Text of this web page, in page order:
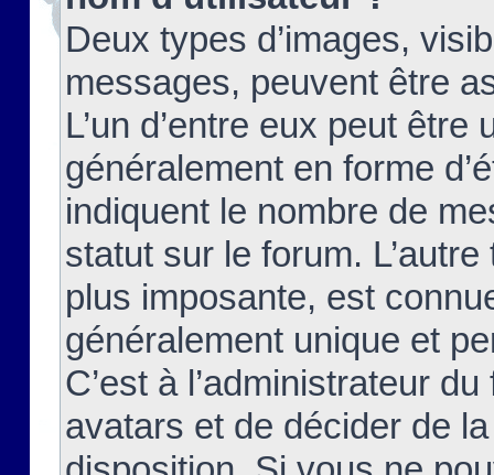
Deux types d’images,
messages, peuvent être
L’un d’entre eux peut
généralement en forme
indiquent le nombre de
statut sur le forum.
plus imposante, est
généralement unique et
C’est à l’administrateur
avatars et de décider de